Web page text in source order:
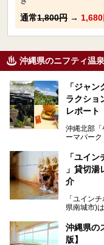
通常1,800円 → 1,680
沖縄県のニフティ温
「ジャ
ラクショ
レポート
沖縄北部
ーマパーク
グリアの
法まで徹
「ユイ
」貸切
介
「ユイン
県南城市)
位を獲得し
ァンが訪
沖縄県の
版】